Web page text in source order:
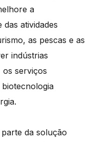
a
das atividades
as pescas e as
indústrias
serviços
da solução